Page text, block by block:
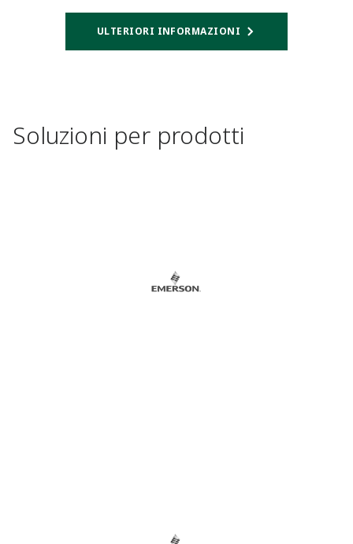
ULTERIORI INFORMAZIONI
Soluzioni per prodotti